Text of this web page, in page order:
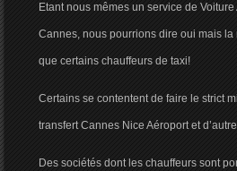
Etant nous mêmes un service de
Cannes, nous pourrions dire oui mais
que certains chauffeurs de taxi!
Certains se contentent de faire le strict
transfert Cannes Nice Aéroport et
Des sociétés dont les chauffeurs sont